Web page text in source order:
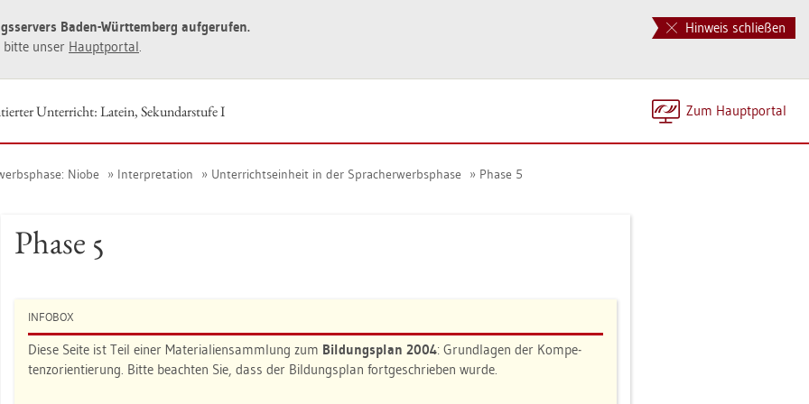
Hinweis schließen
Baden-Würt­tem­berg auf­ge­ru­fen.
bitte unser Haupt­por­tal.
Zum Haupt­por­tal
Un­ter­richt: La­tein, Se­kun­dar­stu­fe I
Niobe In­ter­pre­ta­ti­on Un­ter­richts­ein­heit in der Sprach­er­werbs­pha­se Phase 5
Phase 5
IN­FO­BOX
Diese Seite ist Teil einer Ma­te­ria­li­en­samm­lung zum Bil­dungs­plan 2004: Grund­la­gen der Kom­pe­
tenz­ori­en­tie­rung. Bitte be­ach­ten Sie, dass der Bil­dungs­plan fort­ge­schrie­ben wurde.